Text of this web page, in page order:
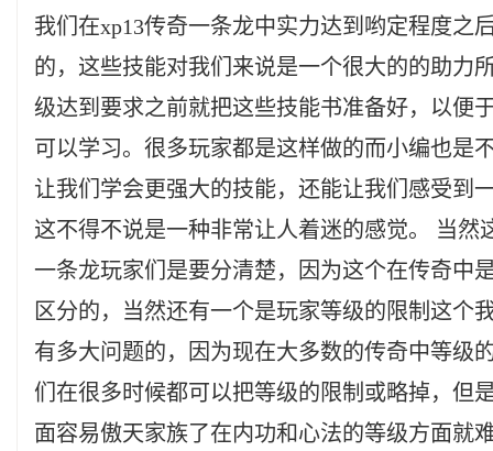
我们在xp13传奇一条龙中实力达到哟定程度之
的，这些技能对我们来说是一个很大的的助力
级达到要求之前就把这些技能书准备好，以便
可以学习。很多玩家都是这样做的而小编也是
让我们学会更强大的技能，还能让我们感受到
这不得不说是一种非常让人着迷的感觉。 当然
一条龙玩家们是要分清楚，因为这个在传奇中
区分的，当然还有一个是玩家等级的限制这个
有多大问题的，因为现在大多数的传奇中等级
们在很多时候都可以把等级的限制或略掉，但
面容易傲天家族了在内功和心法的等级方面就